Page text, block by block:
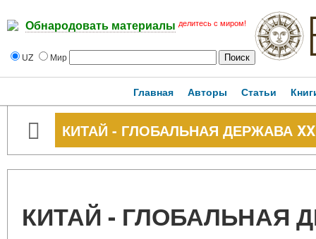
Обнародовать материалы делитесь с миром!
UZ Мир
Главная Авторы Статьи
КИТАЙ - ГЛОБАЛЬНАЯ ДЕРЖАВА
КИТАЙ - ГЛОБАЛЬНАЯ